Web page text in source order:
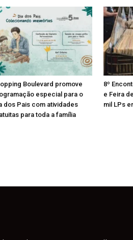
Boulevard promove
especial para o
dos Pais com atividades
para toda a família
8º
e Feira
mil LPs